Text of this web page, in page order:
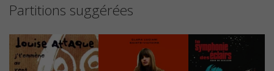
Partitions suggérées